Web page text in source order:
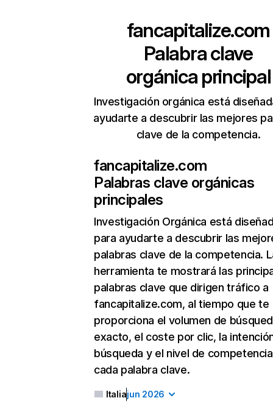
fancapitalize.com
Palabra clave
orgánica principal
Investigación orgánica está
ayudarte a descubrir las mejores
clave de la competencia.
fancapitalize.com
Palabras clave orgánicas
principales
Investigación Orgánica está
para ayudarte a descubrir las
palabras clave de la competencia.
herramienta te mostrará las
palabras clave que dirigen tráfico a
fancapitalize.com, al tiempo que te
proporciona el volumen de
exacto, el coste por clic, la
búsqueda y el nivel de
cada palabra clave.
Italiajun 2026